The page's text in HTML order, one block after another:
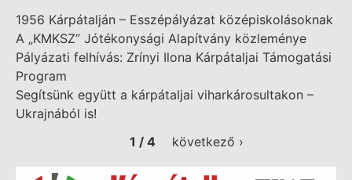
1956 Kárpátalján – Esszépályázat középiskolásoknak
A „KMKSZ” Jótékonysági Alapítvány közleménye
Pályázati felhívás: Zrínyi Ilona Kárpátaljai Támogatási
Program
Segítsünk együtt a kárpátaljai viharkárosultakon –
Ukrajnából is!
1 / 4
következő ›